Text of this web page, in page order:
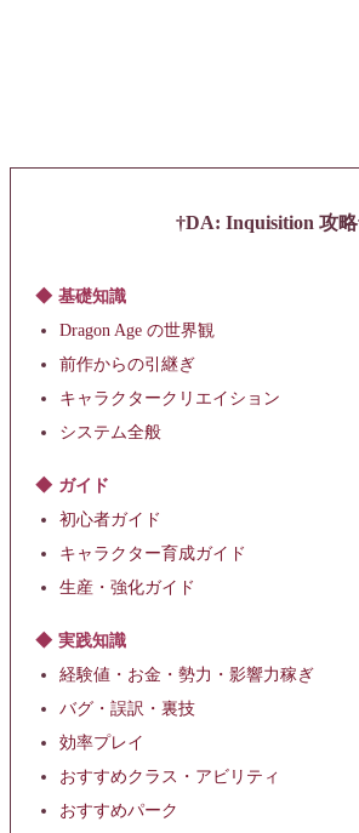
DA: Inquisition 攻略
基礎知識
Dragon Age の世界観
前作からの引継ぎ
キャラクタークリエイション
システム全般
ガイド
初心者ガイド
キャラクター育成ガイド
生産・強化ガイド
実践知識
経験値・お金・勢力・影響力稼ぎ
バグ・誤訳・裏技
効率プレイ
おすすめクラス・アビリティ
おすすめパーク